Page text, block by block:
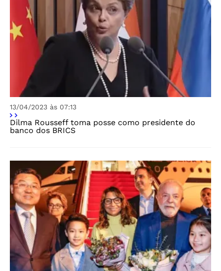
13/04/2023 às 07:13
Dilma Rousseff toma posse como presidente do
banco dos BRICS